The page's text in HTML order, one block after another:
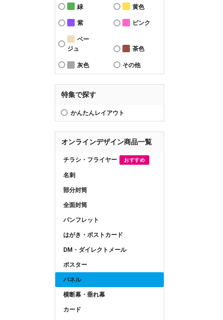
緑 黄色
紫 ピンク
ベー
ジュ
茶色
灰色 その他
特集で探す
かんたんレイアウト
オンラインデザイン商品一覧
チラシ・フライヤー おすすめ
名刺
部分封筒
全面封筒
パンフレット
はがき・ポストカード
DM・ダイレクトメール
ポスター
パネル
横断幕・垂れ幕
カード